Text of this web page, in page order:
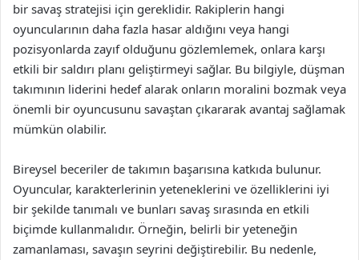
bir savaş stratejisi için gereklidir. Rakiplerin hangi
oyuncularının daha fazla hasar aldığını veya hangi
pozisyonlarda zayıf olduğunu gözlemlemek, onlara karşı
etkili bir saldırı planı geliştirmeyi sağlar. Bu bilgiyle, düşman
takımının liderini hedef alarak onların moralini bozmak veya
önemli bir oyuncusunu savaştan çıkararak avantaj sağlamak
mümkün olabilir.
Bireysel beceriler de takımın başarısına katkıda bulunur.
Oyuncular, karakterlerinin yeteneklerini ve özelliklerini iyi
bir şekilde tanımalı ve bunları savaş sırasında en etkili
biçimde kullanmalıdır. Örneğin, belirli bir yeteneğin
zamanlaması, savaşın seyrini değiştirebilir. Bu nedenle,